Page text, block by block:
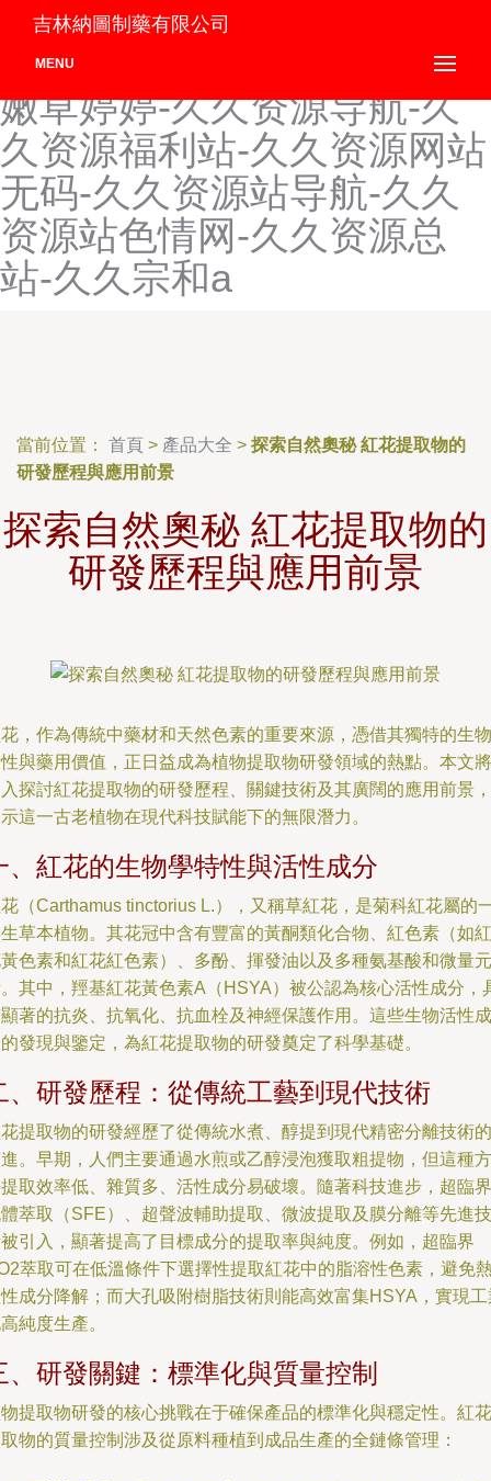
久久中文AV资源-久久中文
国产嫩草久久-久久中文国产
嫩草婷婷-久久资源导航-久
久资源福利站-久久资源网站
无码-久久资源站导航-久久
资源站色情网-久久资源总
站-久久宗和a
吉林納圖制藥有限公司
MENU
當前位置： 首頁 > 產品大全 > 探索自然奧秘 紅花提取物的
研發歷程與應用前景
探索自然奧秘 紅花提取物的
研發歷程與應用前景
，作為傳統中藥材和天然色素的重要來源，憑借其獨特的生物
與藥用價值，正日益成為植物提取物研發領域的熱點。本文將
探討紅花提取物的研發歷程、關鍵技術及其廣闊的應用前景，
這一古老植物在現代科技賦能下的無限潛力。
、紅花的生物學特性與活性成分
（Carthamus tinctorius L.），又稱草紅花，是菊科紅花屬的
草本植物。其花冠中含有豐富的黃酮類化合物、紅色素（如紅
色素和紅花紅色素）、多酚、揮發油以及多種氨基酸和微量元
其中，羥基紅花黃色素A（HSYA）被公認為核心活性成分，
著的抗炎、抗氧化、抗血栓及神經保護作用。這些生物活性成
發現與鑒定，為紅花提取物的研發奠定了科學基礎。
、研發歷程：從傳統工藝到現代技術
提取物的研發經歷了從傳統水煮、醇提到現代精密分離技術的
。早期，人們主要通過水煎或乙醇浸泡獲取粗提物，但這種方
取效率低、雜質多、活性成分易破壞。隨著科技進步，超臨界
萃取（SFE）、超聲波輔助提取、微波提取及膜分離等先進技
引入，顯著提高了目標成分的提取率與純度。例如，超臨界
萃取可在低溫條件下選擇性提取紅花中的脂溶性色素，避免
成分降解；而大孔吸附樹脂技術則能高效富集HSYA，實現工
純度生產。
、研發關鍵：標準化與質量控制
提取物研發的核心挑戰在于確保產品的標準化與穩定性。紅花
物的質量控制涉及從原料種植到成品生產的全鏈條管理：